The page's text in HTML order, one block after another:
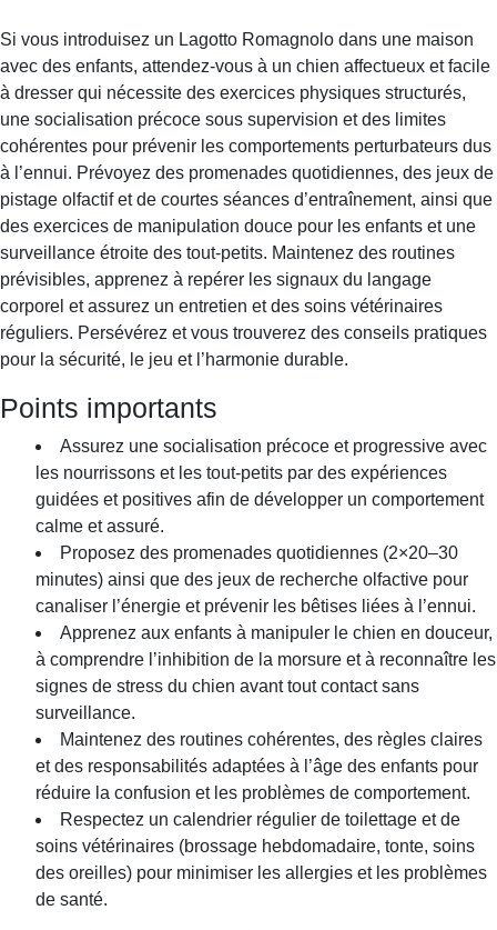
Si vous introduisez un Lagotto Romagnolo dans une maison
avec des enfants, attendez-vous à un chien affectueux et facile
à dresser qui nécessite des exercices physiques structurés,
une socialisation précoce sous supervision et des limites
cohérentes pour prévenir les comportements perturbateurs dus
à l’ennui. Prévoyez des promenades quotidiennes, des jeux de
pistage olfactif et de courtes séances d’entraînement, ainsi que
des exercices de manipulation douce pour les enfants et une
surveillance étroite des tout-petits. Maintenez des routines
prévisibles, apprenez à repérer les signaux du langage
corporel et assurez un entretien et des soins vétérinaires
réguliers. Persévérez et vous trouverez des conseils pratiques
pour la sécurité, le jeu et l’harmonie durable.
Points importants
Assurez une socialisation précoce et progressive avec
les nourrissons et les tout-petits par des expériences
guidées et positives afin de développer un comportement
calme et assuré.
Proposez des promenades quotidiennes (2×20–30
minutes) ainsi que des jeux de recherche olfactive pour
canaliser l’énergie et prévenir les bêtises liées à l’ennui.
Apprenez aux enfants à manipuler le chien en douceur,
à comprendre l’inhibition de la morsure et à reconnaître les
signes de stress du chien avant tout contact sans
surveillance.
Maintenez des routines cohérentes, des règles claires
et des responsabilités adaptées à l’âge des enfants pour
réduire la confusion et les problèmes de comportement.
Respectez un calendrier régulier de toilettage et de
soins vétérinaires (brossage hebdomadaire, tonte, soins
des oreilles) pour minimiser les allergies et les problèmes
de santé.